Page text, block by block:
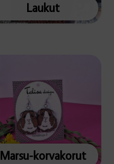
Laukut
Marsu-korvakorut